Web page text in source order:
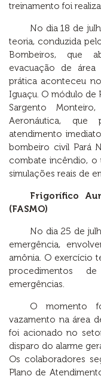
treinamento foi
No dia 18 de
teoria, conduzida
Bombeiros, que
evacuação de
prática aconteceu
Iguaçu. O módulo de
Sargento
Aeronáutica, que
atendimento
bombeiro civil Pará
combate incêndio, o
simulações reais de
Frigorífico
(FASMO)
No dia 25 de
emergência,
amônia. O exercício
procedimentos
emergências.
O momento
vazamento na área
foi acionado no
disparo do alarme
Os colaboradores
Plano de